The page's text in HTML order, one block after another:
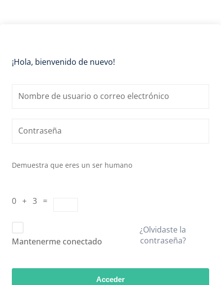
¡Hola, bienvenido de nuevo!
Demuestra que eres un ser humano
0 + 3 =
Mantenerme conectado
¿Olvidaste la
contraseña?
Acceder